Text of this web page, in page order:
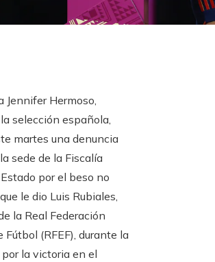
Jennifer Hermoso,
selección española,
martes una denuncia
sede de la Fiscalía
por el beso no
le dio Luis Rubiales,
la Real Federación
Fútbol (RFEF), durante la
la victoria en el